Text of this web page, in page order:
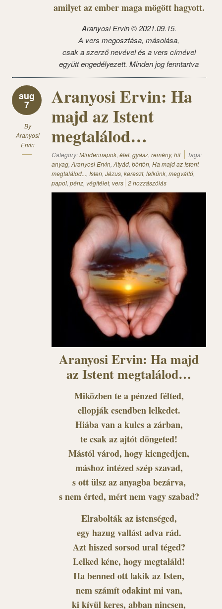
amilyet az ember maga mögött hagyott.
Aranyosi Ervin © 2021.09.15.
A vers megosztása, másolása,
csak a szerző nevével és a vers címével
együtt engedélyezett. Minden jog fenntartva
aug
7
By
Aranyosi
Ervin
Aranyosi Ervin: Ha
majd az Istent
megtalálod…
Category:Mindennapok, élet, gyász, remény, hit
Tags:
anyag, Aranyosi Ervin, Atyád, börtön, Ha majd az Istent
megtalálod..., Isten, Jézus, kereszt, lelkünk, megváltó,
papol, pénz, végítélet, vers 2 hozzászólás
Aranyosi Ervin: Ha majd
az Istent megtalálod…
Miközben te a pénzed félted,
ellopják csendben lelkedet.
Hiába van a kulcs a zárban,
te csak az ajtót döngeted!
Mástól várod, hogy kiengedjen,
máshoz intézed szép szavad,
s ott ülsz az anyagba bezárva,
s nem érted, mért nem vagy szabad?
Elrabolták az istenséged,
egy hazug vallást adva rád.
Azt hiszed sorsod ural téged?
Lelked kéne, hogy megtaláld!
Ha benned ott lakik az Isten,
nem számít odakint mi van,
ki kívül keres, abban nincsen,